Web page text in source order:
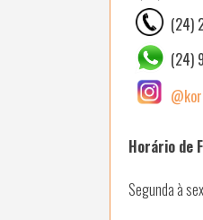
(24)
(24)
Horário de
Segunda à